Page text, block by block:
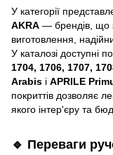
У категорії
AKRA — брендів, що
виготовлення,
У каталозі доступні
1704, 1706, 1707,
Arabis і APRILE
покриттів дозволяє
якого інтер'єру та
🔹 Переваги